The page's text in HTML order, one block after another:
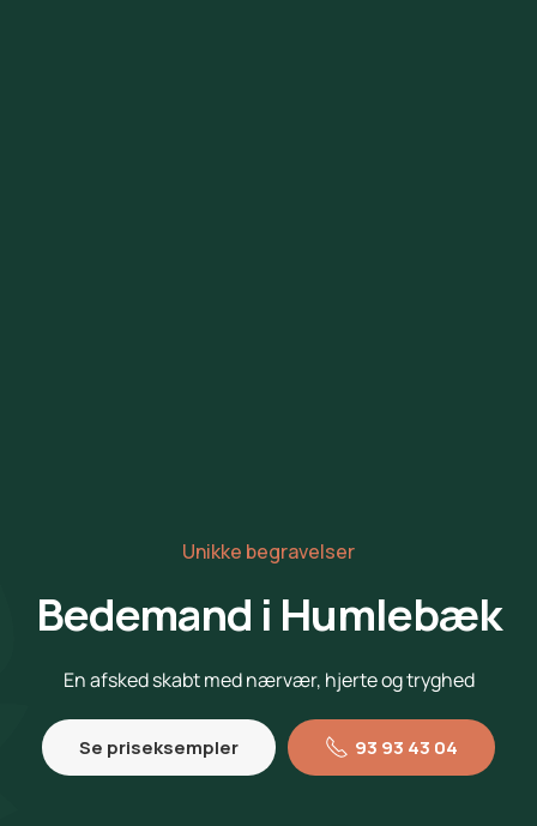
Unikke begravelser
Bedemand i Humlebæk
En afsked skabt med nærvær, hjerte og tryghed
Se priseksempler 93 93 43 04